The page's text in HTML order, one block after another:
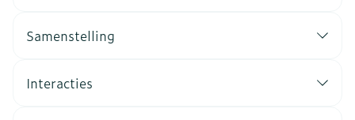
Samenstelling
Interacties